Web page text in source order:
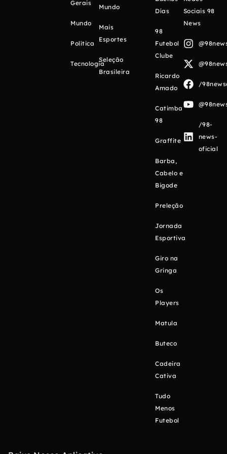
Gerais
Mundo
Política
Tecnologia
Mundo
Mais
Esportes
Seleção
Brasileira
Días
98
Futebol
Clube
Ricardo
Amado
Catimba
98
Graffite
Barba,
Cabelo e
Bigode
Preleção
Jornada
Esportiva
Giro na
Gringa
Os
Players
Matula
Buteco
Cadeira
Cativa
Tudo
Menos
Futebol
Sociais 98
News
/
/98-
news-
oficial